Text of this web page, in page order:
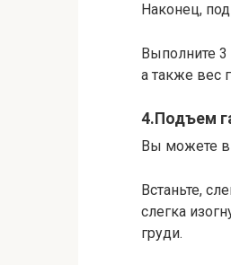
Наконец,
Выполните 3
а также вес
4.Подъем
Вы можете
Встаньте,
слегка
груди.